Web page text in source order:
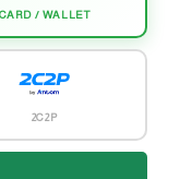
CARD / WALLET
2C2P